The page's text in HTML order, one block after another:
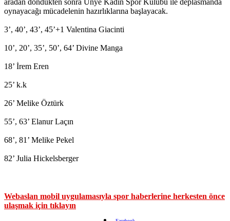
aradan döndükten sonra Ünye Kadın Spor Kulübü ile deplasmanda
oynayacağı mücadelenin hazırlıklarına başlayacak.
3’, 40’, 43’, 45’+1 Valentina Giacinti
10’, 20’, 35’, 50’, 64’ Divine Manga
18’ İrem Eren
25’ k.k
26’ Melike Öztürk
55’, 63’ Elanur Laçın
68’, 81’ Melike Pekel
82’ Julia Hickelsberger
Webaslan mobil uygulamasıyla spor haberlerine herkesten önce
ulaşmak için tıklayın